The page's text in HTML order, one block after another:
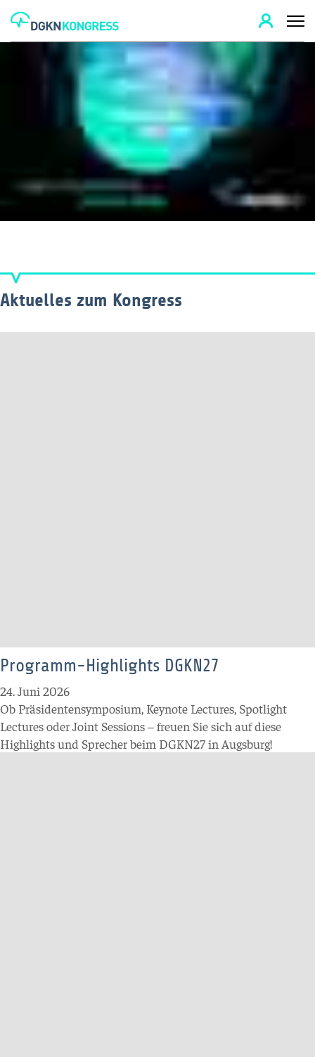
Aktuelles zum Kongress
Programm-Highlights DGKN27
24. Juni 2026
Ob Präsidentensymposium, Keynote Lectures, Spotlight
Lectures oder Joint Sessions–freuen Sie sich auf diese
Highlights und Sprecher beim DGKN27 in Augsburg!